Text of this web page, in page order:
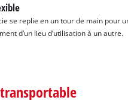
se replie en un tour de main pour
d’un lieu d’utilisation à un autre.